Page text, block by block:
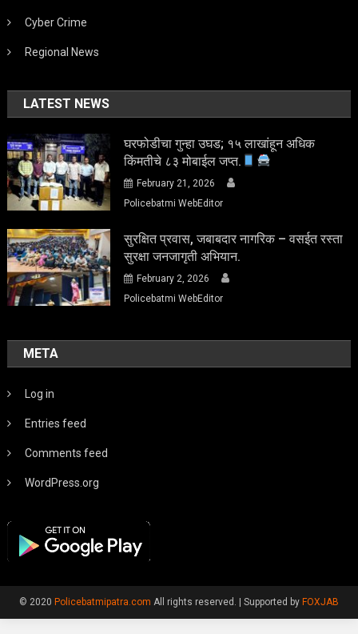
Cyber Crime
Regional News
LATEST NEWS
घरफोडीचा गुन्हा उघड; १५ लाखांहून अधिक
किंमतीचे ८३ मोबाईल जप्त.
February 21, 2026
Policebatmi WebEditor
सुरक्षित प्रवास, जबाबदार नागरिक – वसईत रस्ता
सुरक्षा जनजागृती अभियान.
February 2, 2026
Policebatmi WebEditor
META
Log in
Entries feed
Comments feed
WordPress.org
© 2020 Policebatmipatra.com All rights reserved. | Supported by FOXJAB